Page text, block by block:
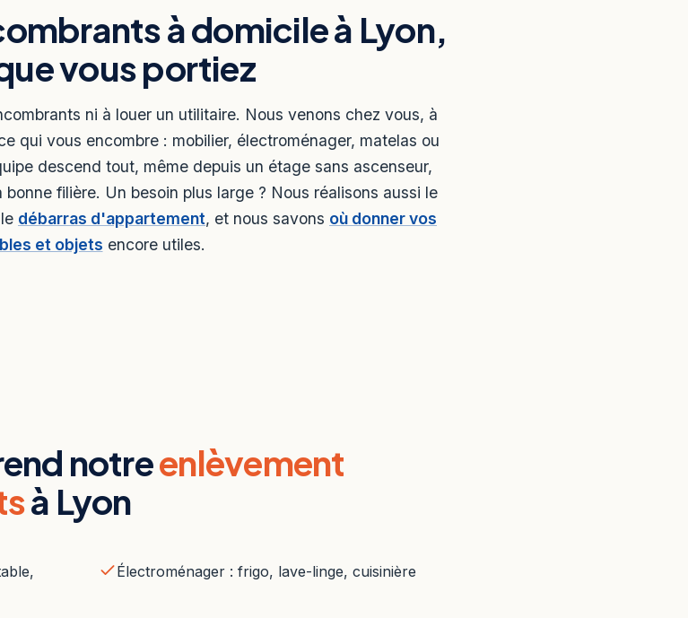
à domicile à Lyon,
vous portiez
ni à louer un utilitaire. Nous venons chez vous, à
qui vous encombre : mobilier, électroménager, matelas ou
descend tout, même depuis un étage sans ascenseur,
filière. Un besoin plus large ? Nous réalisons aussi le
débarras d'appartement, et nous savons où donner vos
et objets encore utiles.
notreenlèvement
à Lyon
Électroménager : frigo, lave-linge, cuisinière